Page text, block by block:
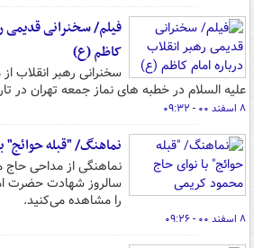
فیلم/ سخنرانی قدیمی
کاظم (ع)
سخنرانی رهبر انقلاب
علیه السلام در خطبه های نماز جمعه تهران در تاریخ ۱۳۶۴/
۸ اسفند ۰۰ - ۰۹:۳۲
نماهنگ/ "قبله حوائج"
نماهنگی از مداحی
سالروز شهادت حضرت
را مشاهده می‌کنید.
۸ اسفند ۰۰ - ۰۹:۲۶